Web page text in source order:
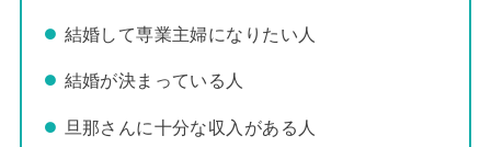
結婚して専業主婦になりたい人
結婚が決まっている人
旦那さんに十分な収入がある人